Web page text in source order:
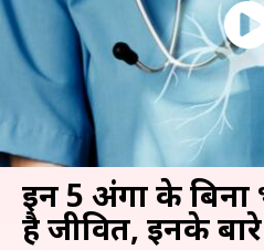
इन 5 अंगों के बिना
है जीवित, इनके